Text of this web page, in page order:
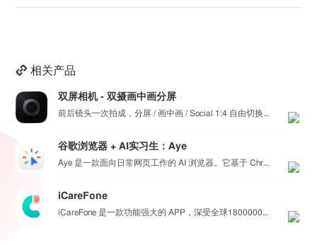
相关产品
双屏相机 - 双摄画中画分屏
前后镜头一次拍成，分屏 / 画中画 / Social 1:4 自由切换，最高 4K。骑行、行车记录、...
谷歌浏览器 + AI实习生：Aye
Aye 是一款面向日常网页工作的 AI 浏览器。它基于 Chromium 构建，保留接近谷歌浏览器的...
iCareFone
iCareFone 是一款功能强大的 APP，深受全球1800000+用户信赖。 WiFi传输：可轻...